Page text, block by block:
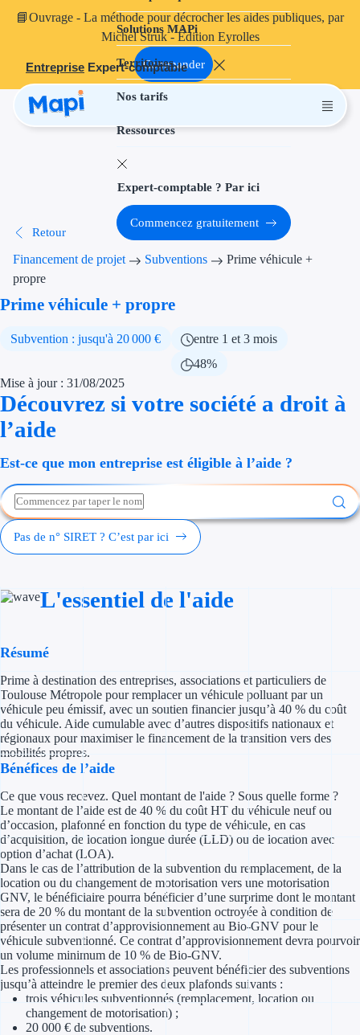
📘Ouvrage - La méthode pour décrocher les aides publiques, par
Michel Struk - Édition Eyrolles
Commander
Entreprise Expert-comptable
Solutions MAPi
Territoires
Nos tarifs
Ressources
Projets finançables
Aides à
Aides
Thématiques
Financement
Aides RSE
Création
Cession
Subventions
Concours
Investir dans
Aides Fiscales et
Crédits &
Exonération
Aides Urssaf
Expert-comptable ? Par ici
Commencez gratuitement
Retour
Financement de projet Subventions
Prime véhicule +
propre
Prime véhicule + propre
Subvention : jusqu'à 20 000 €
entre 1 et 3 mois
48%
Mise à jour : 31/08/2025
Découvrez si votre société a droit à
l’aide
Est-ce que mon entreprise est éligible à l’aide ?
Pas de n° SIRET ? C’est par ici
L'essentiel de l'aide
Résumé
Prime à destination des entreprises, associations et particuliers de
Toulouse Métropole pour remplacer un véhicule polluant par un
véhicule peu émissif, avec un soutien financier jusqu’à 40 % du coût
du véhicule. Aide cumulable avec d’autres dispositifs nationaux et
régionaux pour maximiser le financement de la transition vers des
mobilités propres.
Bénéfices de l’aide
Ce que vous recevez. Quel montant de l'aide ? Sous quelle forme ?
Le montant de l’aide est de 40 % du coût HT du véhicule neuf ou
d’occasion, plafonné en fonction du type de véhicule, en cas
d’acquisition, de location longue durée (LLD) ou de location avec
option d’achat (LOA).
Dans le cas de l’attribution de la subvention du remplacement, de la
location ou du changement de motorisation vers une motorisation
GNV, le bénéficiaire pourra bénéficier d’une surprime dont le montant
sera de 20 % du montant de la subvention octroyée à condition de
présenter un contrat d’approvisionnement au Bio-GNV pour le
véhicule subventionné. Ce contrat d’approvisionnement devra pourvoir
un volume minimum de 10 % de Bio-GNV.
Les professionnels et associations peuvent bénéficier des subventions
jusqu’à atteindre le premier des deux plafonds suivants :
trois véhicules subventionnés (remplacement, location ou
changement de motorisation) ;
20 000 € de subventions.